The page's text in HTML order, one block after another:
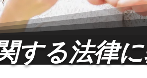
する法律